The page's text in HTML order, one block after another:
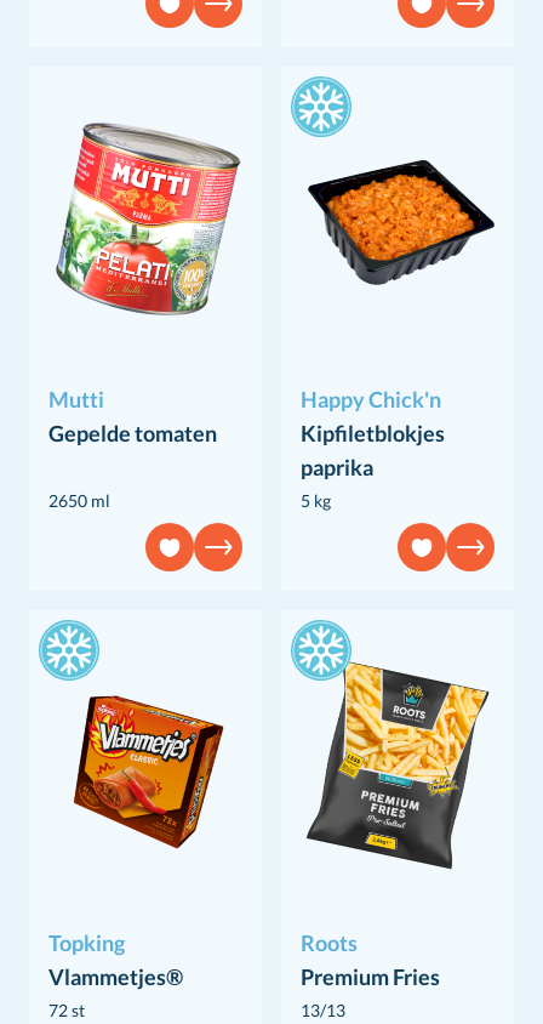
Mutti
Gepelde tomaten
2650 ml
Happy Chick'n
Kipfiletblokjes
paprika
5 kg
Topking
Vlammetjes®
72 st
Roots
Premium Fries
13/13